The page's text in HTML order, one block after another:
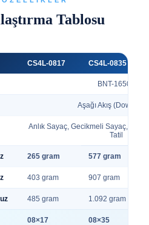
Tablosu
CS4L-0817 CS4L-0835
BNT-1650F
Aşağı Akış (Down
Anlık Sayaç, Gecikmeli Sayaç,
Tatil
265 gram 577 gram
403 gram 907 gram
485 gram 1.092 gram
08×17 08×35